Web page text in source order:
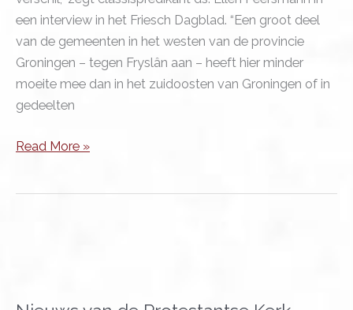
een interview in het Friesch Dagblad. “Een groot deel
van de gemeenten in het westen van de provincie
Groningen – tegen Fryslân aan – heeft hier minder
moeite mee dan in het zuidoosten van Groningen of in
gedeelten
Een
Read More »